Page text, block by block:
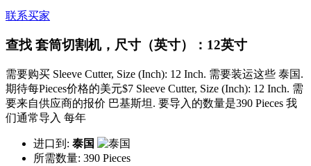
联系买家
查找 套筒切割机，尺寸（英寸）：12英寸
需要购买 Sleeve Cutter, Size (Inch): 12 Inch. 需要装运这些 泰国.
期待每Pieces价格的美元$7 Sleeve Cutter, Size (Inch): 12 Inch. 需
要来自供应商的报价 巴基斯坦. 要导入的数量是390 Pieces 我
们通常导入 每年
进口到: 泰国
所需数量: 390 Pieces